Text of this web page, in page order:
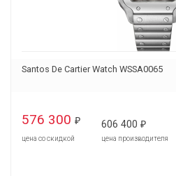
Santos De Cartier Watch WSSA0065
576 300 ₽
цена со скидкой
606 400 ₽
цена производителя